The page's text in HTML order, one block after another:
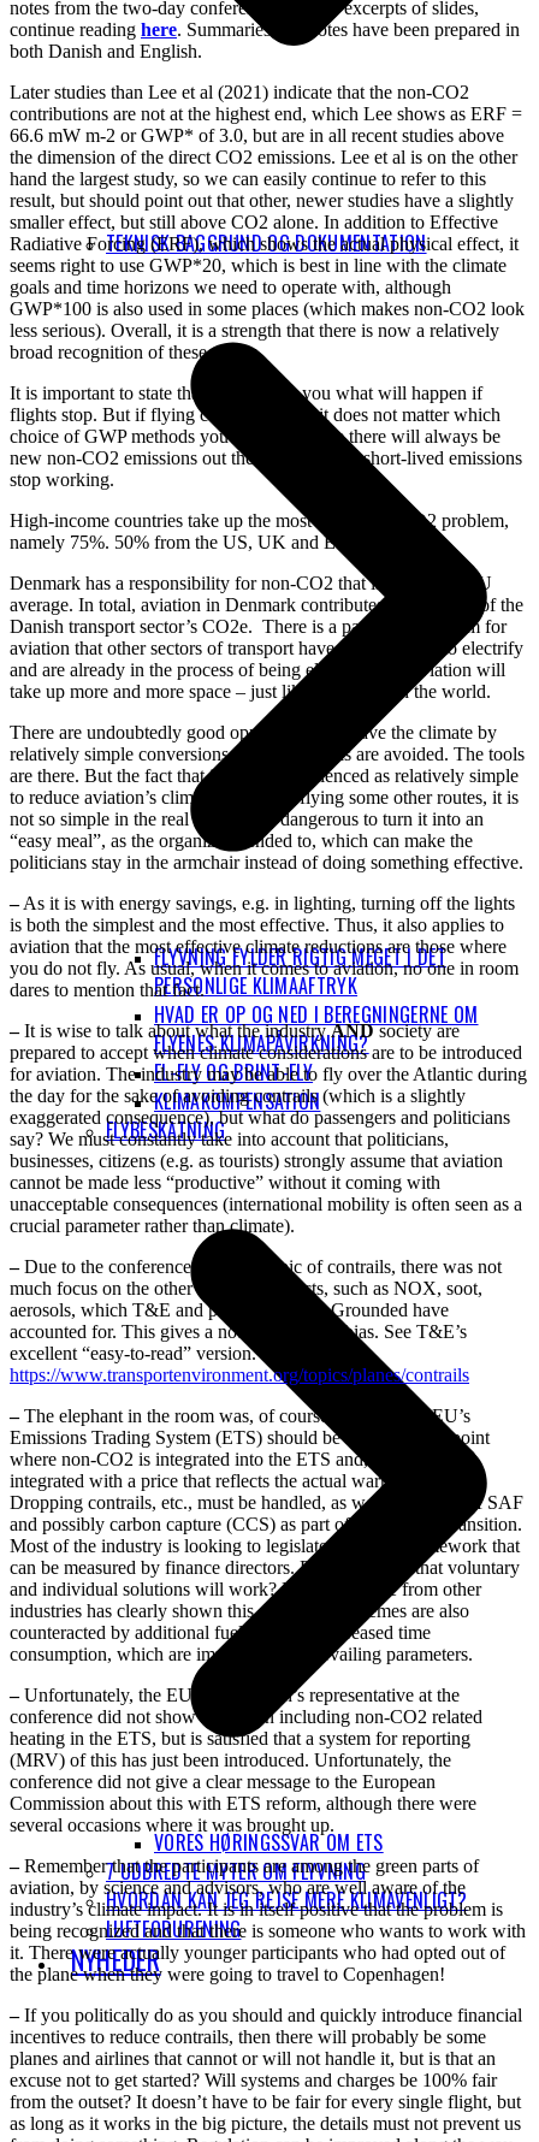
TEKNISK BAGGRUND OG DOKUMENTATION
FLYVNING FYLDER RIGTIG MEGET I DET
PERSONLIGE KLIMAAFTRYK
HVAD ER OP OG NED I BEREGNINGERNE OM
FLYENES KLIMAPÅVIRKNING?
EL-FLY OG BRINT-FLY
KLIMAKOMPENSATION
FLYBESKATNING
VORES HØRINGSSVAR OM ETS
7 UDBREDTE MYTER OM FLYVNING
HVORDAN KAN JEG REJSE MERE KLIMAVENLIGT?
LUFTFORURENING
NYHEDER
notes from the two-day conference, and see excerpts of slides,
continue reading here. Summaries and notes have been prepared in
both Danish and English.
Later studies than Lee et al (2021) indicate that the non-CO2
contributions are not at the highest end, which Lee shows as ERF =
66.6 mW m-2 or GWP* of 3.0, but are in all recent studies above
the dimension of the direct CO2 emissions. Lee et al is on the other
hand the largest study, so we can easily continue to refer to this
result, but should point out that other, newer studies have a slightly
smaller effect, but still above CO2 alone. In addition to Effective
Radiative Forcing (ERF), which shows the actual physical effect, it
seems right to use GWP*20, which is best in line with the climate
goals and time horizons we need to operate with, although
GWP*100 is also used in some places (which makes non-CO2 look
less serious). Overall, it is a strength that there is now a relatively
broad recognition of these things.
It is important to state that GWP* tells you what will happen if
flights stop. But if flying continues, then it does not matter which
choice of GWP methods you make, because there will always be
new non-CO2 emissions out there when these short-lived emissions
stop working.
High-income countries take up the most of the non-CO2 problem,
namely 75%. 50% from the US, UK and EU alone.
Denmark has a responsibility for non-CO2 that is above the EU
average. In total, aviation in Denmark contributes with a third of the
Danish transport sector’s CO2e. There is a particular problem for
aviation that other sectors of transport have opportunities to electrify
and are already in the process of being electrified, so aviation will
take up more and more space – just like elsewhere in the world.
There are undoubtedly good opportunities to save the climate by
relatively simple conversions so that contrails are avoided. The tools
are there. But the fact that it can be experienced as relatively simple
to reduce aviation’s climate impact by flying some other routes, it is
not so simple in the real world. It is dangerous to turn it into an
“easy meal”, as the organizers tended to, which can make the
politicians stay in the armchair instead of doing something effective.
–As it is with energy savings, e.g. in lighting, turning off the lights
is both the simplest and the most effective. Thus, it also applies to
aviation that the most effective climate reductions are those where
you do not fly. As usual, when it comes to aviation, no one in room
dares to mention that fact.
–It is wise to talk about what the industryANDsociety are
prepared to accept when climate considerations are to be introduced
for aviation. The industry may be able to fly over the Atlantic during
the day for the sake of avoiding contrails (which is a slightly
exaggerated consequence), but what do passengers and politicians
say? We must constantly take into account that politicians,
businesses, citizens (e.g. as tourists) strongly assume that aviation
cannot be made less “productive” without it coming with
unacceptable consequences (international mobility is often seen as a
crucial parameter rather than climate).
–Due to the conference’s overall topic of contrails, there was not
much focus on the other non-CO2 effects, such as NOX, soot,
aerosols, which T&E and previously Stay Grounded have
accounted for. This gives a not insignificant bias. See T&E’s
excellent “easy-to-read” version.
https://www.transportenvironment.org/topics/planes/contrails
–The elephant in the room was, of course, whether the EU’s
Emissions Trading System (ETS) should be revised to the point
where non-CO2 is integrated into the ETS and, of course, is
integrated with a price that reflects the actual warming effect.
Dropping contrails, etc., must be handled, as well as the use of SAF
and possibly carbon capture (CCS) as part of the aviation transition.
Most of the industry is looking to legislators to set a framework that
can be measured by finance directors. Do we believe that voluntary
and individual solutions will work? No, experience from other
industries has clearly shown this. Voluntary schemes are also
counteracted by additional fuel costs and increased time
consumption, which are important countervailing parameters.
–Unfortunately, the EU Commission’s representative at the
conference did not show interest in including non-CO2 related
heating in the ETS, but is satisfied that a system for reporting
(MRV) of this has just been introduced. Unfortunately, the
conference did not give a clear message to the European
Commission about this with ETS reform, although there were
several occasions where it was brought up.
–Remember that the participants are among the green parts of
aviation, by science and advisors, who are well aware of the
industry’s climate impact. It is in itself positive that the problem is
being recognized and that there is someone who wants to work with
it. There were actually younger participants who had opted out of
the plane when they were going to travel to Copenhagen!
–If you politically do as you should and quickly introduce financial
incentives to reduce contrails, then there will probably be some
planes and airlines that cannot or will not handle it, but is that an
excuse not to get started? Will systems and charges be 100% fair
from the outset? It doesn’t have to be fair for every single flight, but
as long as it works in the big picture, the details must not prevent us